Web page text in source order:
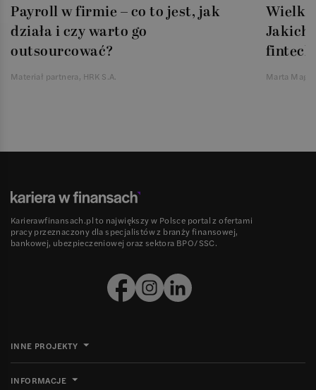
Payroll w firmie – co to jest, jak
działa i czy warto go
outsourcować?
Materiał partnera, HRK S.A.
Jakich
Marta
Karierawfinansach.pl to największy w Polsce portal z ofertami
pracy przeznaczony dla specjalistów z branży finansowej,
bankowej, ubezpieczeniowej oraz sektora BPO/SSC.
INNE PROJEKTY
INFORMACJE